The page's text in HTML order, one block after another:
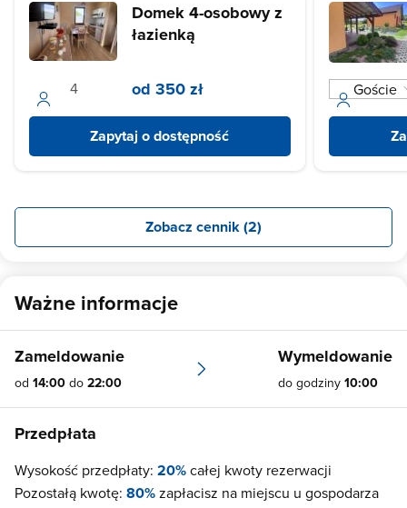
Domek 4-osobowy z
łazienką
od 350 zł
Zapytaj o dostępność
Zobacz cennik (2)
Ważne informacje
Zameldowanie
od 14:00 do 22:00
Wymeldowanie
do godziny 10:00
Przedpłata
Wysokość przedpłaty: 20%całej kwoty rezerwacji
Pozostałą kwotę: 80%zapłacisz na miejscu u gospodarza